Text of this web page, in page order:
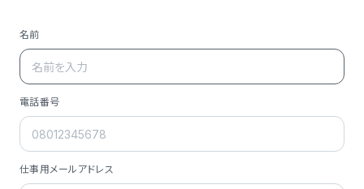
名前
電話番号
仕事用メールアドレス